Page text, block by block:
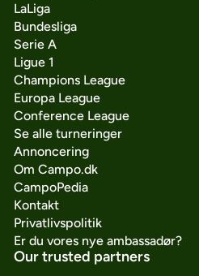
LaLiga
Bundesliga
Serie A
Ligue 1
Champions League
Europa League
Conference League
Se alle turneringer
Annoncering
Om Campo.dk
CampoPedia
Kontakt
Privatlivspolitik
Er du vores nye ambassadør?
Our trusted partners